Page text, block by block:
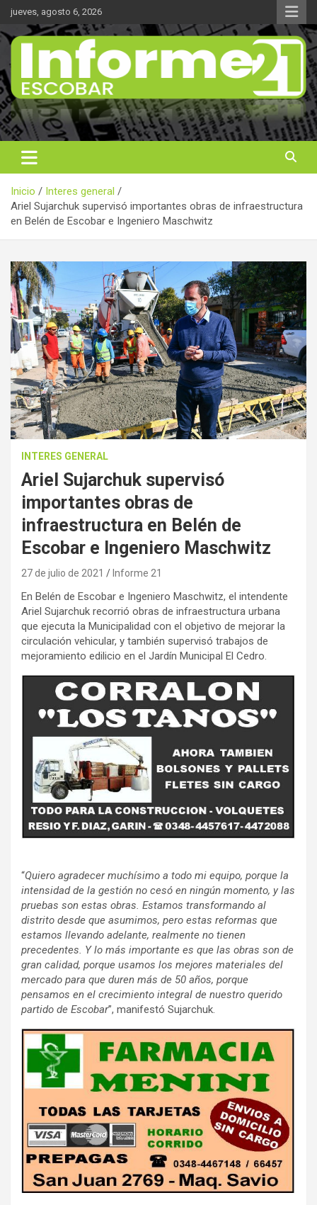
Saltar
contenido
jueves, agosto 6, 2026
Informe 21
Noticas reales
Inicio
Interes general
Ariel Sujarchuk supervisó importantes obras de infraestructura
en Belén de Escobar e Ingeniero Maschwitz
INTERES GENERAL
Ariel Sujarchuk supervisó
importantes obras de
infraestructura en Belén de
Escobar e Ingeniero Maschwitz
27 de julio de 2021 Informe 21
En Belén de Escobar e Ingeniero Maschwitz, el intendente
Ariel Sujarchuk recorrió obras de infraestructura urbana
que ejecuta la Municipalidad con el objetivo de mejorar la
circulación vehicular, y también supervisó trabajos de
mejoramiento edilicio en el Jardín Municipal El Cedro.
“Quiero agradecer muchísimo a todo mi equipo, porque la
intensidad de la gestión no cesó en ningún momento, y las
pruebas son estas obras. Estamos transformando al
distrito desde que asumimos, pero estas reformas que
estamos llevando adelante, realmente no tienen
precedentes. Y lo más importante es que las obras son de
gran calidad, porque usamos los mejores materiales del
mercado para que duren más de 50 años, porque
pensamos en el crecimiento integral de nuestro querido
partido de Escobar”, manifestó Sujarchuk.